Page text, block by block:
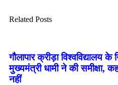
Related Posts
गौलापार क्रीड़ा विश्वविद्यालय के
मुख्यमंत्री धामी ने की समीक्षा,
नहीं